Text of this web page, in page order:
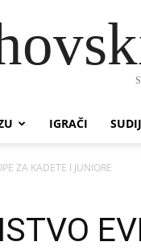
IGRAČI
ZA KADETE I JUNIORE